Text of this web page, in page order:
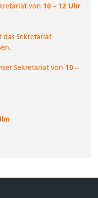
von 10 – 12 Uhr
das Sekretariat
Sekretariat von 10 –